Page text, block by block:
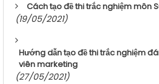
Cách tạo đề thi trắc nghiệm môn
(19/05/2021)
Hướng dẫn tạo đề thi trắc nghiệm
viên marketing
(27/05/2021)